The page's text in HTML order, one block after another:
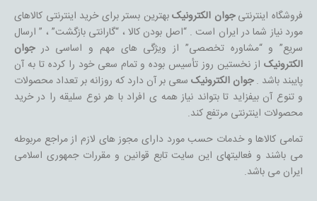
فروشگاه اینترنتیجوان الکترونیکبهترین بستر برای خرید اینترنتی کالاهای
مورد نیاز شما در ایران است . “اصل بودن کالا ، “گارانتی بازگشت” ، ” ارسال
سریع” و “مشاوره تخصصی” از ویژگی های مهم و اساسی درجوان
الکترونیکاز نخستین روز تأسیس بوده و تمام سعی خود را کرده تا به آن
پایبند باشد .جوان الکترونیکسعی بر آن دارد که روزانه بر تعداد محصولات
و تنوع آن بیفزاید تا بتواند نیاز همه ی افراد با هر نوع سلیقه را در خرید
محصولات اینترنتی مرتفع کند.
تمامی کالاها و خدمات حسب مورد دارای مجوز های لازم از مراجع مربوطه
می باشند و فعالیتهای این سایت تابع قوانین و مقررات جمهوری اسلامی
ایران می باشد.